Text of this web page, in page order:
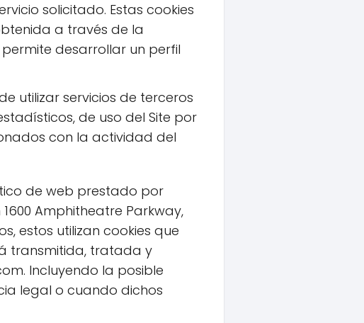
solicitado. Estas cookies
a través de la
desarrollar un perfil
utilizar servicios de terceros
de uso del Site por
con la actividad del
de web prestado por
Amphitheatre Parkway,
estos utilizan cookies que
transmitida, tratada y
Incluyendo la posible
legal o cuando dichos